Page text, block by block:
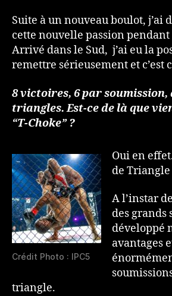
Suite à un nouveau boulot, j’ai
cette nouvelle passion
Arrivé dans le Sud, j’ai eu la
remettre sérieusement et c’est
8 victoires, 6 par soumission,
triangles. Est-ce de là que
“T-Choke” ?
Crédit Photo : IPC5
Oui en
de Triangle
A l’instar
des grands
développé
avantages
triangle.